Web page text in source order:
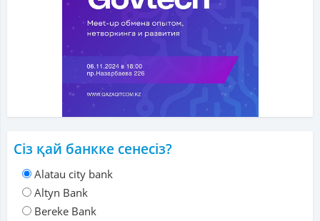
Сіз қай банкке сенесіз?
Alatau city bank
Altyn Bank
Bereke Bank